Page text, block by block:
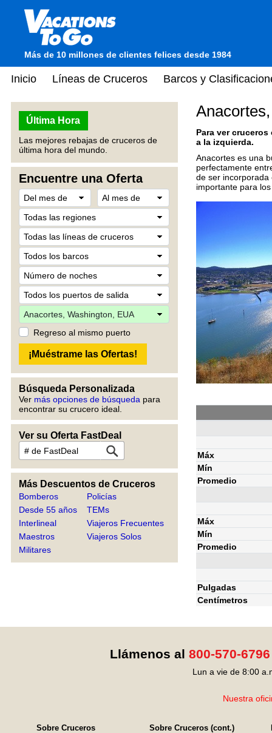
Más de 10 millones de clientes felices desde 1984
Inicio Líneas de Cruceros Barcos y
Última Hora
Las mejores rebajas de cruceros de
última hora del mundo.
Encuentre una Oferta
Regreso al mismo puerto
Búsqueda Personalizada
Ver más opciones de búsqueda para
encontrar su crucero ideal.
Ver su Oferta FastDeal
Más Descuentos de Cruceros
Bomberos
Desde 55 años
Interlineal
Maestros
Militares
Policías
TEMs
Viajeros Frecuentes
Viajeros Solos
Para ver
a la izquierda.
Anacortes es una
perfectamente
de ser incorporada
importante para
Máx
Mín
Promedio
Máx
Mín
Promedio
Pulgadas
Centímetros
Llámenos al 800-570-6796
Lun a vie de 8:00
Nuestra
Sobre Cruceros
Sobre Cruceros (cont.)